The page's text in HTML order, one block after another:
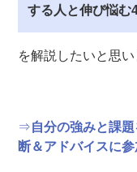
する人と伸び悩む
を解説したいと思い
⇒自分の強みと課
断＆アドバイスに参